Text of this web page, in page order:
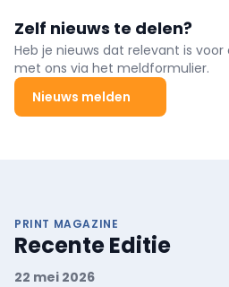
Zelf nieuws te delen?
Heb je nieuws dat relevant is
met ons via het meldformulier.
Nieuws melden
PRINT MAGAZINE
Recente Editie
22 mei 2026